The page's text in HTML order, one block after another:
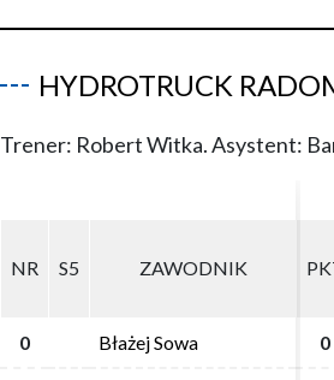
HYDROTRUCK
Trener: Robert Witka. Asystent:
NR S5 ZAWODNIK
0 Błażej Sowa 0
NR S5 ZAWODNIK
0 Błażej Sowa 0